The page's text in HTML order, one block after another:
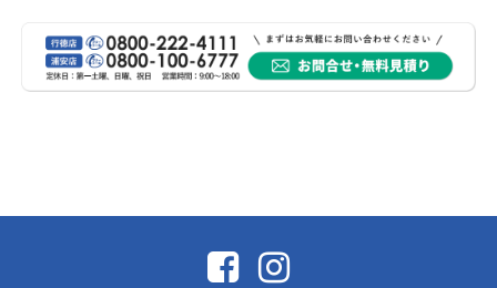
受けられた皆様に、心よりお見舞い申し上げま
す。 今回の地震 …
社長コラム